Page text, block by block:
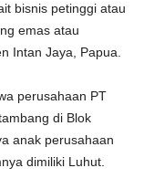
bisnis petinggi atau
emas atau
Intan Jaya, Papua.
perusahaan PT
di Blok
anak perusahaan
dimiliki Luhut.